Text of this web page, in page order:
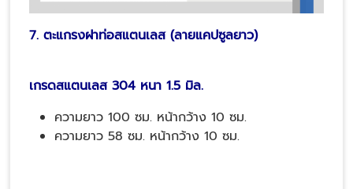
7. ตะแกรงฝาท่อสแตนเลส (ลายแคปซูลยาว)
เกรดสแตนเลส 304 หนา 1.5 มิล.
ความยาว 100 ซม. หน้ากว้าง 10 ซม.
ความยาว 58 ซม. หน้ากว้าง 10 ซม.